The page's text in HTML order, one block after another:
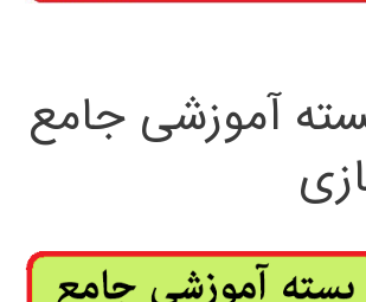
آموزشی جامع